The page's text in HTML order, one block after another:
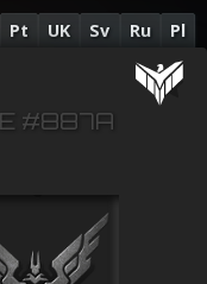
Pt UK Sv Ru Pl
#887A